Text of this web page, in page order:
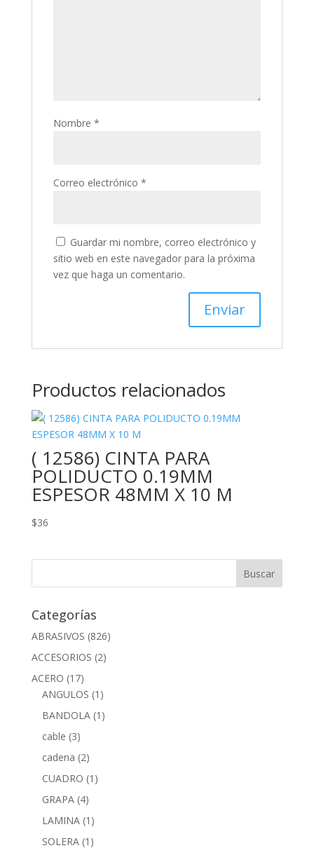
Nombre *
Correo electrónico *
Guardar mi nombre, correo electrónico y
sitio web en este navegador para la próxima
vez que haga un comentario.
Productos relacionados
( 12586) CINTA PARA
POLIDUCTO 0.19MM
ESPESOR 48MM X 10 M
$36
Categorías
ABRASIVOS (826)
ACCESORIOS (2)
ACERO (17)
ANGULOS (1)
BANDOLA (1)
cable (3)
cadena (2)
CUADRO (1)
GRAPA (4)
LAMINA (1)
SOLERA (1)